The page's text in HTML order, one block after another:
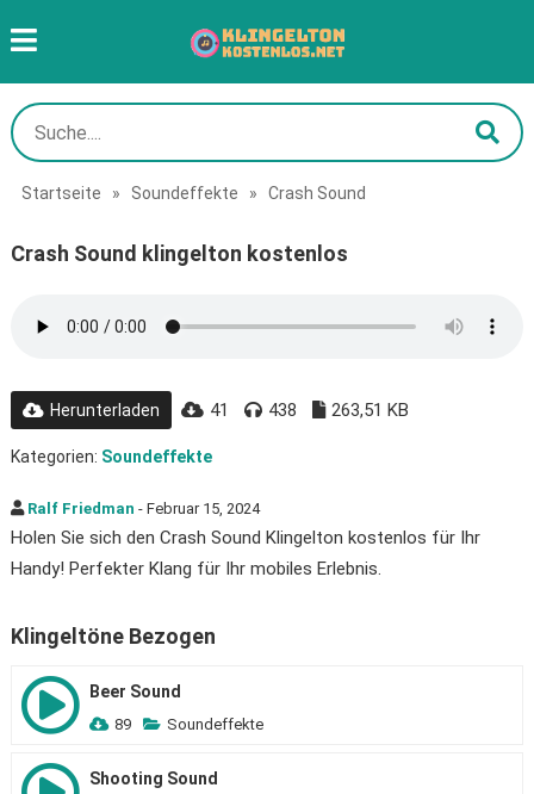
Startseite » Soundeffekte » Crash Sound
Crash Sound klingelton kostenlos
Herunterladen 41 438 263,51 KB
Kategorien: Soundeffekte
Ralf Friedman - Februar 15, 2024
Holen Sie sich den Crash Sound Klingelton kostenlos für Ihr
Handy! Perfekter Klang für Ihr mobiles Erlebnis.
Klingeltöne Bezogen
Beer Sound
89 Soundeffekte
Shooting Sound